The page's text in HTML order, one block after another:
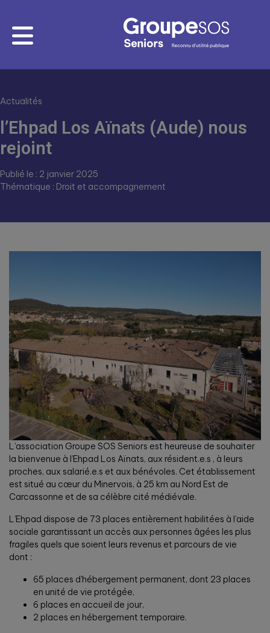
Actualités
l’Ehpad Los Aïnats (Aude) nous
rejoint
Publié le : 2 janvier 2025
Thématique : Droit et accompagnement
L’association Groupe SOS Seniors est heureuse de souhaiter
la bienvenue à l’Ehpad Los Aïnats, aux résident.e.s , à leurs
proches, aux salarié.e.s et aux bénévoles. Cet établissement
est situé au cœur du Minervois, à 25 km au Nord Est de
Carcassonne et de sa célèbre cité médiévale.
L’Ehpad dispose de 73 places entièrement habilitées à l’aide
sociale garantissant un accès aux personnes âgées les plus
fragiles quels que soient leurs revenus et parcours de vie
dont :
65 places d’hébergement permanent, dont 23 places
en unité de vie protégée,
6 places en accueil de jour,
2 places en hébergement temporaire.